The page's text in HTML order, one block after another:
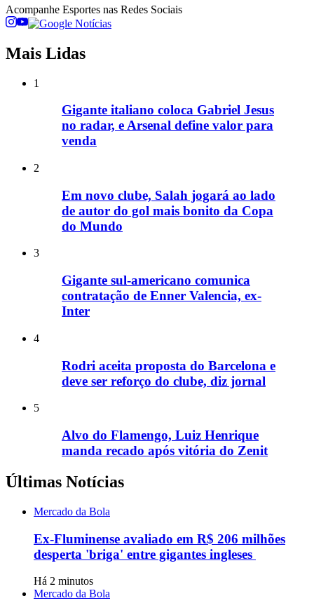
Acompanhe Esportes nas Redes Sociais
Mais Lidas
1
Gigante italiano coloca Gabriel Jesus
no radar, e Arsenal define valor para
venda
2
Em novo clube, Salah jogará ao lado
de autor do gol mais bonito da Copa
do Mundo
3
Gigante sul-americano comunica
contratação de Enner Valencia, ex-
Inter
4
Rodri aceita proposta do Barcelona e
deve ser reforço do clube, diz jornal
5
Alvo do Flamengo, Luiz Henrique
manda recado após vitória do Zenit
Últimas Notícias
Mercado da Bola
Ex-Fluminense avaliado em R$ 206 milhões
desperta 'briga' entre gigantes ingleses
Há 2 minutos
Mercado da Bola